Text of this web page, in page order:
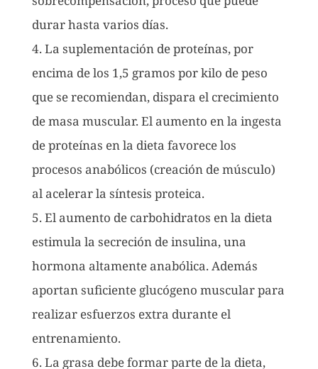
durar hasta varios días.
4. La suplementación de proteínas, por
encima de los 1,5 gramos por kilo de peso
que se recomiendan, dispara el crecimiento
de masa muscular. El aumento en la ingesta
de proteínas en la dieta favorece los
procesos anabólicos (creación de músculo)
al acelerar la síntesis proteica.
5. El aumento de carbohidratos en la dieta
estimula la secreción de insulina, una
hormona altamente anabólica. Además
aportan suficiente glucógeno muscular para
realizar esfuerzos extra durante el
entrenamiento.
6. La grasa debe formar parte de la dieta,